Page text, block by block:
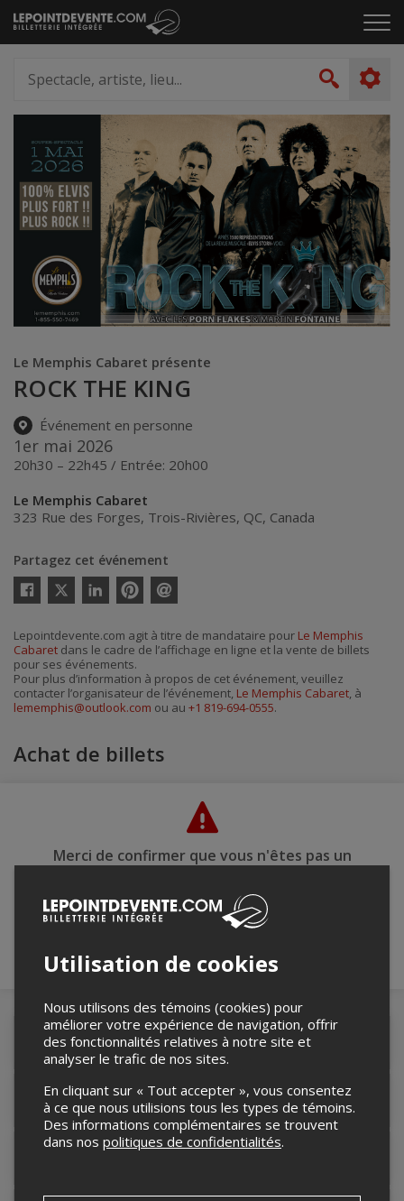
Passer
au
le
artiste,
lieu...
Le Memphis Cabaret présente
ROCK THE KING
Événement en personne
1er mai 2026
20h30 – 22h45 / Entrée: 20h00
Le Memphis Cabaret
323 Rue des Forges, Trois-Rivières, QC, Canada
Partagez cet événement
Twitter
courriel
Lepointdevente.com agit à titre de mandataire pour Le Memphis
Cabaret dans le cadre de l’affichage en ligne et la vente de billets
pour ses événements.
Pour plus d’information à propos de cet événement, veuillez
contacter l’organisateur de l’événement, Le Memphis Cabaret, à
lememphis@outlook.com ou au +1 819-694-0555.
Achat de billets
Merci de confirmer que vous n'êtes pas un
Détails de l'événement
Accès au site de l'événement
Utilisation de cookies
Nous utilisons des témoins (cookies) pour
améliorer votre expérience de navigation, offrir
des fonctionnalités relatives à notre site et
analyser le trafic de nos sites.
En cliquant sur « Tout accepter », vous consentez
à ce que nous utilisions tous les types de témoins.
Des informations complémentaires se trouvent
dans nos politiques de confidentialités.